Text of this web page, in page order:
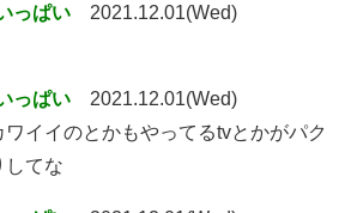
っぱい
2021.12.01(Wed)
っぱい
2021.12.01(Wed)
ワイイのとかもやってるtvとかがパク
してな